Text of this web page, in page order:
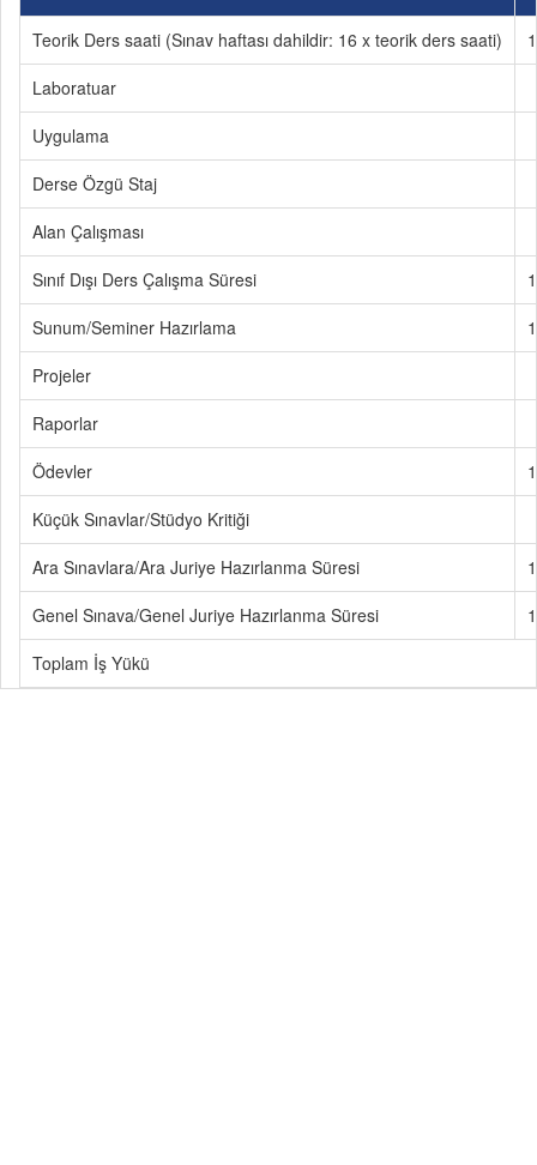
Teorik Ders saati (Sınav haftası dahildir: 16 x teorik ders saati)
Laboratuar
Uygulama
Derse Özgü Staj
Alan Çalışması
Sınıf Dışı Ders Çalışma Süresi
Sunum/Seminer Hazırlama
1
Projeler
Raporlar
Ödevler
1
Küçük Sınavlar/Stüdyo Kritiği
Ara Sınavlara/Ara Juriye Hazırlanma Süresi
1
Genel Sınava/Genel Juriye Hazırlanma Süresi
1
Toplam İş Yükü